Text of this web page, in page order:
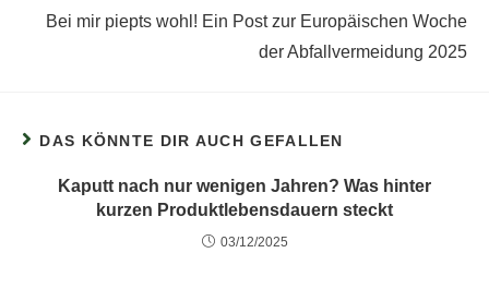
Bei mir piepts wohl! Ein Post zur Europäischen Woche
der Abfallvermeidung 2025
DAS KÖNNTE DIR AUCH GEFALLEN
Kaputt nach nur wenigen Jahren? Was hinter
kurzen Produktlebensdauern steckt
03/12/2025